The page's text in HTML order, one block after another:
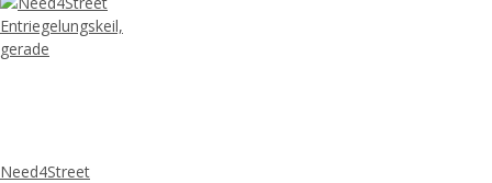
Need4Street